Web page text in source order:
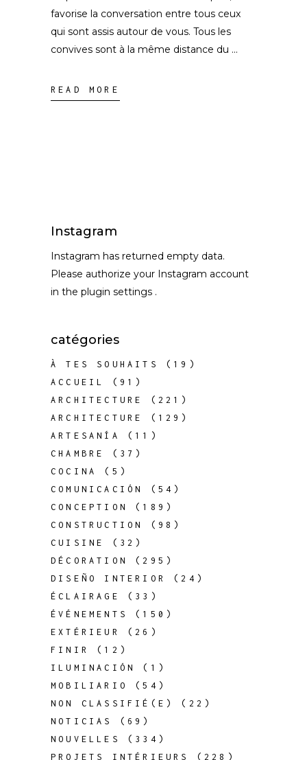
favorise la conversation entre tous ceux
qui sont assis autour de vous. Tous les
convives sont à la même distance du
READ MORE
Instagram
Instagram has returned empty data.
Please authorize your Instagram account
in the plugin settings .
catégories
À TES SOUHAITS
(19)
ACCUEIL
(91)
ARCHITECTURE
(221)
ARCHITECTURE
(129)
ARTESANÍA
(11)
CHAMBRE
(37)
COCINA
(5)
COMUNICACIÓN
(54)
CONCEPTION
(189)
CONSTRUCTION
(98)
CUISINE
(32)
DÉCORATION
(295)
DISEÑO INTERIOR
(24)
ÉCLAIRAGE
(33)
ÉVÉNEMENTS
(150)
EXTÉRIEUR
(26)
FINIR
(12)
ILUMINACIÓN
(1)
MOBILIARIO
(54)
NON CLASSIFIÉ(E)
(22)
NOTICIAS
(69)
NOUVELLES
(334)
PROJETS INTÉRIEURS
(228)